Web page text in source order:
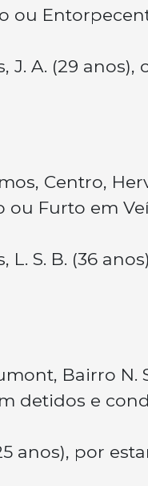
ou
J. A. (29
Centro,
ou Furto em
L. S. B. (36
Bairro N.
detidos e
anos), por